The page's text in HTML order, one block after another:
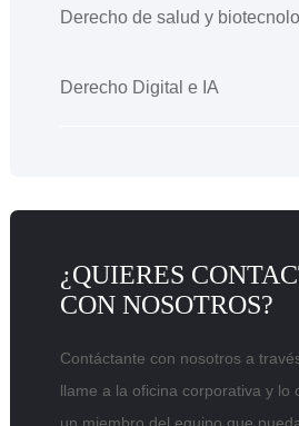
Derecho de salud y
Derecho Digital e IA
¿QUIERES
CON NOSOTROS?
Contáctante con nosotros a
llame a la oficina corporativa y lo